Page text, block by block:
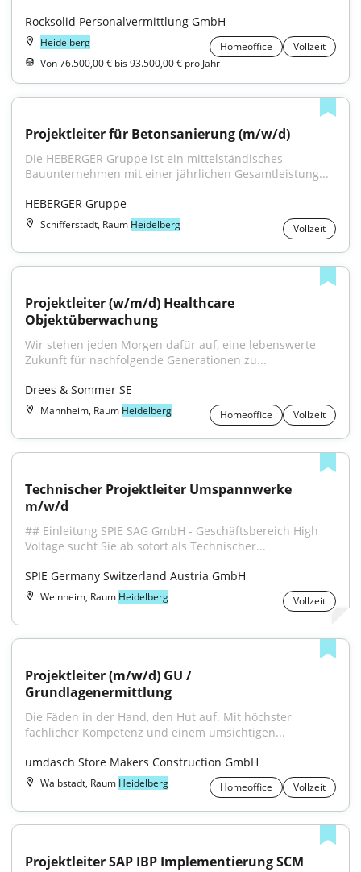
Rocksolid Personalvermittlung GmbH
Heidelberg Homeoffice
Vollzeit
Von 76.500,00 € bis 93.500,00 € pro Jahr
Projektleiter für Betonsanierung (m/w/d)
Die HEBERGER Gruppe ist ein mittelständisches
Bauunternehmen mit einer jährlichen Gesamtleistung...
HEBERGER Gruppe
Schifferstadt, Raum Heidelberg Vollzeit
Projektleiter (w/m/d) Healthcare
Objektüberwachung
Wir stehen jeden Morgen dafür auf, eine lebenswerte
Zukunft für nachfolgende Generationen zu...
Drees & Sommer SE
Mannheim, Raum Heidelberg Homeoffice Vollzeit
Technischer Projektleiter Umspannwerke
m/w/d
## Einleitung SPIE SAG GmbH - Geschäftsbereich High
Voltage sucht Sie ab sofort als Technischer...
SPIE Germany Switzerland Austria GmbH
Weinheim, Raum Heidelberg Vollzeit
Projektleiter (m/w/d) GU /
Grundlagenermittlung
Die Fäden in der Hand, den Hut auf. Mit höchster
fachlicher Kompetenz und einem umsichtigen...
umdasch Store Makers Construction GmbH
Waibstadt, Raum Heidelberg Homeoffice Vollzeit
Projektleiter SAP IBP Implementierung SCM